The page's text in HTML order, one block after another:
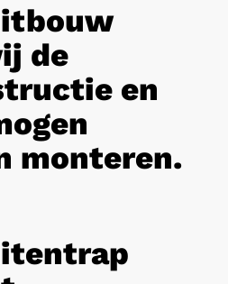
de
en
monteren.